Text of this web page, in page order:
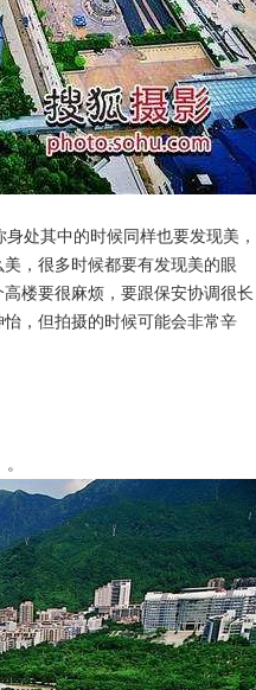
处其中的时候同样也要发现美，
，很多时候都要有发现美的眼
楼要很麻烦，要跟保安协调很长
，但拍摄的时候可能会非常辛